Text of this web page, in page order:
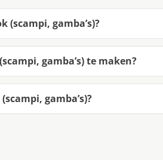
(scampi, gamba’s)?
gamba’s) te maken?
gamba’s)?